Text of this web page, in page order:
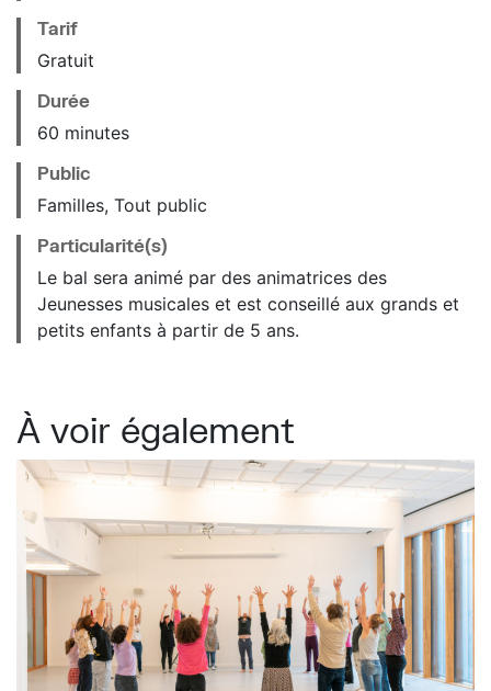
Tarif
Gratuit
Durée
60 minutes
Public
Familles, Tout public
Particularité(s)
Le bal sera animé par des animatrices des
Jeunesses musicales et est conseillé aux grands et
petits enfants à partir de 5 ans.
À voir également